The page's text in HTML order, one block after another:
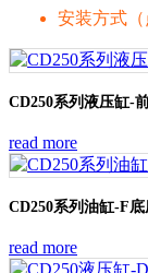
安装方式（
CD250系列液压缸-
read more
CD250系列油缸-F
read more